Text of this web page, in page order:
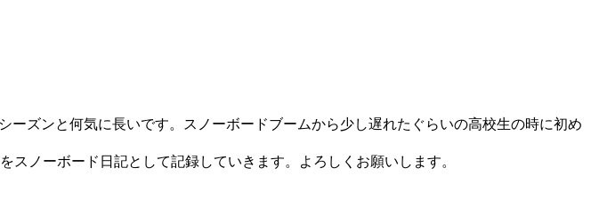
ズンと何気に長いです。スノーボードブームから少し遅れたぐらいの高校生の時に初め
ノーボード日記として記録していきます。よろしくお願いします。